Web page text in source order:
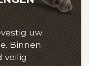
uw
Binnen
veilig